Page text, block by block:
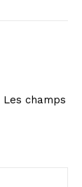
Les champs